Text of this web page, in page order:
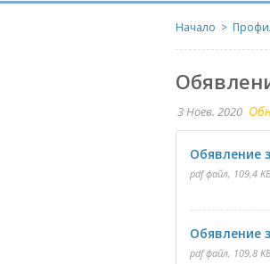
Начало
3 Ноев. 2020
Обявление
pdf файл, 109,4
Обявление
pdf файл, 109,8